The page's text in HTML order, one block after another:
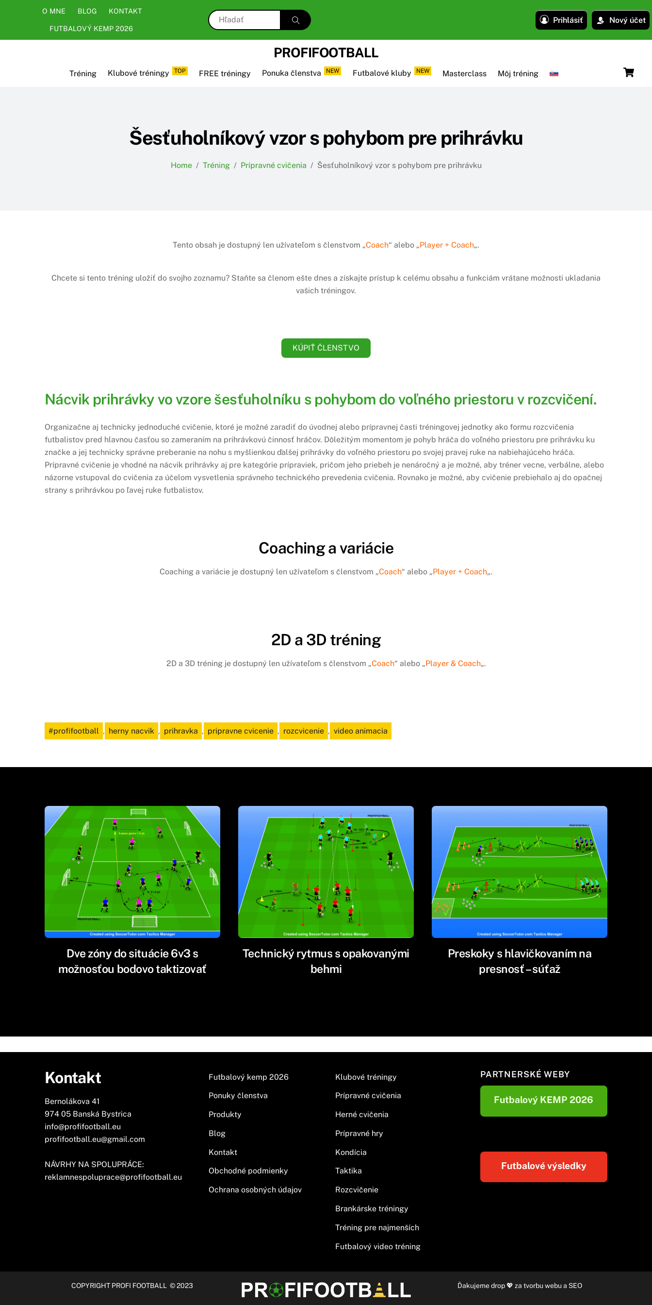
O MNE BLOG KONTAKT
FUTBALOVÝ KEMP 2026
Prihlásiť Nový účet
PROFIFOOTBALL
Tréning Klubové tréningy TOP FREE tréningy Ponuka členstva NEW Futbalové kluby NEW Masterclass Môj tréning
Šesťuholníkový vzor s pohybom pre prihrávku
Home / Tréning / Prípravné cvičenia / Šesťuholníkový vzor s pohybom pre prihrávku
Tento obsah je dostupný len užívateľom s členstvom „Coach“ alebo „Player + Coach„.
Chcete si tento tréning uložiť do svojho zoznamu? Staňte sa členom ešte dnes a získajte prístup k celému obsahu a funkciám vrátane možnosti ukladania
vašich tréningov.
KÚPIŤ ČLENSTVO
Nácvik prihrávky vo vzore šesťuholníku s pohybom do voľného priestoru v rozcvičení.
Organizačne aj technicky jednoduché cvičenie, ktoré je možné zaradiť do úvodnej alebo prípravnej časti tréningovej jednotky ako formu rozcvičenia
futbalistov pred hlavnou časťou so zameraním na prihrávkovú činnosť hráčov. Dôležitým momentom je pohyb hráča do voľného priestoru pre prihrávku ku
značke a jej technicky správne preberanie na nohu s myšlienkou ďalšej prihrávky do voľného priestoru po svojej pravej ruke na nabiehajúceho hráča.
Prípravné cvičenie je vhodné na nácvik prihrávky aj pre kategórie prípraviek, pričom jeho priebeh je nenáročný a je možné, aby tréner vecne, verbálne, alebo
názorne vstupoval do cvičenia za účelom vysvetlenia správneho technického prevedenia cvičenia. Rovnako je možné, aby cvičenie prebiehalo aj do opačnej
strany s prihrávkou po ľavej ruke futbalistov.
Coaching a variácie
Coaching a variácie je dostupný len užívateľom s členstvom „Coach“ alebo „Player + Coach„.
2D a 3D tréning
2D a 3D tréning je dostupný len užívateľom s členstvom „Coach“ alebo „Player & Coach„.
#profifootball , herny nacvik , prihravka , pripravne cvicenie , rozcvicenie , video animacia
Dve zóny do situácie 6v3 s
možnosťou bodovo taktizovať
Technický rytmus s opakovanými
behmi
Preskoky s hlavičkovaním na
presnosť – súťaž
Kontakt
Bernolákova 41
974 05 Banská Bystrica
info@profifootball.eu
profifootball.eu@gmail.com
NÁVRHY NA SPOLUPRÁCE:
reklamnespoluprace@profifootball.eu
Futbalový kemp 2026
Ponuky členstva
Produkty
Blog
Kontakt
Obchodné podmienky
Ochrana osobných údajov
Klubové tréningy
Prípravné cvičenia
Herné cvičenia
Prípravné hry
Kondícia
Taktika
Rozcvičenie
Brankárske tréningy
Tréning pre najmenších
Futbalový video tréning
PARTNERSKÉ WEBY
Futbalový KEMP 2026
Futbalové výsledky
COPYRIGHT PROFI FOOTBALL © 2023 Ďakujemedrop💖 za tvorbu webu a SEO